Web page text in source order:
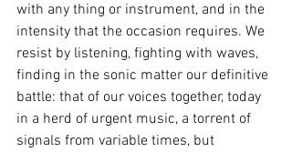
with any thing or instrument, and in the
intensity that the occasion requires. We
resist by listening, fighting with waves,
finding in the sonic matter our definitive
battle: that of our voices together, today
in a herd of urgent music, a torrent of
signals from variable times, but